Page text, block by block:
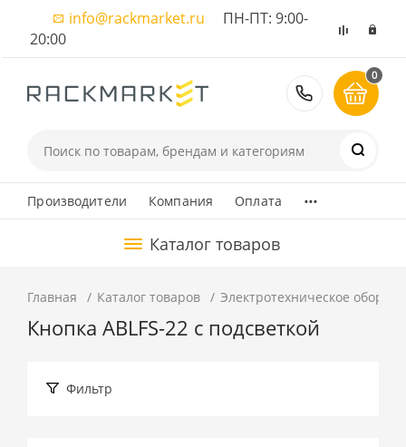
info@rackmarket.ru ПН-ПТ: 9:00-
20:00
8 (495)
0
Производители Компания Оплата ...
Каталог товаров
Главная Каталог товаров Электротехническое
Кнопка ABLFS-22 c подсветкой
Фильтр